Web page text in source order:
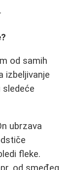
od samih
izbeljivanje
sledeće
ubrzava
fleke.